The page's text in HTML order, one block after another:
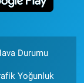
Durumu
Yoğunluk